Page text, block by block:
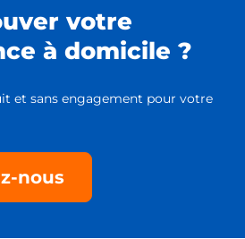
votre
à domicile ?
et sans engagement pour votre
nous